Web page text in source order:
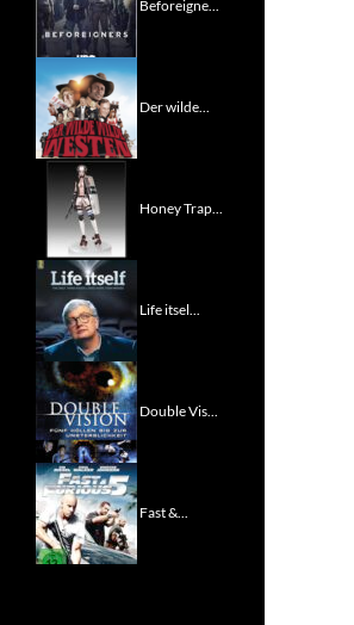
Beforeigne...
Der wilde...
Honey Trap...
Life itsel...
Double Vis...
Fast &...